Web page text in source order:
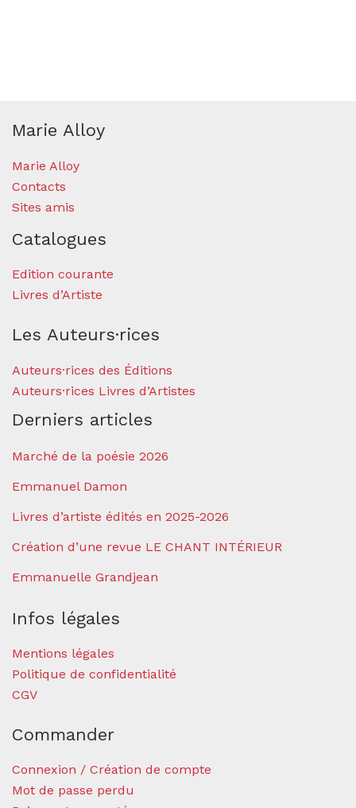
Marie Alloy
Marie Alloy
Contacts
Sites amis
Catalogues
Edition courante
Livres d’Artiste
Les Auteurs·rices
Auteurs·rices des Éditions
Auteurs·rices Livres d’Artistes
Derniers articles
Marché de la poésie 2026
Emmanuel Damon
Livres d’artiste édités en 2025-2026
Création d’une revue LE CHANT INTÉRIEUR
Emmanuelle Grandjean
Infos légales
Mentions légales
Politique de confidentialité
CGV
Commander
Connexion / Création de compte
Mot de passe perdu